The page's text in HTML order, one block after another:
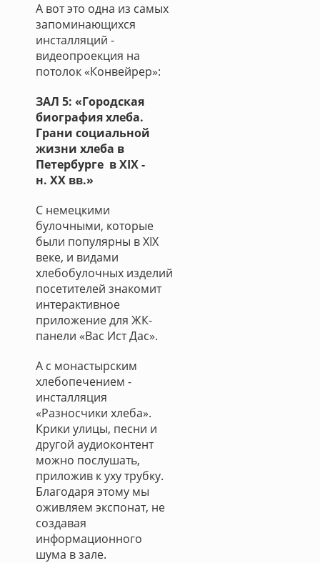
А вот это одна из самых
запоминающихся
инсталляций -
видеопроекция на
потолок «Конвейрер»:
ЗАЛ 5: «Городская
биография хлеба.
Грани социальной
жизни хлеба в
Петербурге в XIX -
н. XX вв.»
С немецкими
булочными, которые
были популярны в XIX
веке, и видами
хлебобулочных изделий
посетителей знакомит
интерактивное
приложение для ЖК-
панели «Вас Ист Дас».
А с монастырским
хлебопечением -
инсталляция
«Разносчики хлеба».
Крики улицы, песни и
другой аудиоконтент
можно послушать,
приложив к уху трубку.
Благодаря этому мы
оживляем экспонат, не
создавая
информационного
шума в зале.